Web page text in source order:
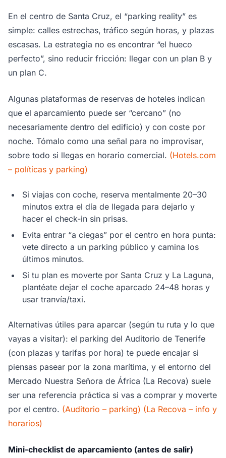
En el centro de Santa Cruz, el “parking reality” es
simple: calles estrechas, tráfico según horas, y plazas
escasas. La estrategia no es encontrar “el hueco
perfecto”, sino reducir fricción: llegar con un plan B y
un plan C.
Algunas plataformas de reservas de hoteles indican
que el aparcamiento puede ser “cercano” (no
necesariamente dentro del edificio) y con coste por
noche. Tómalo como una señal para no improvisar,
sobre todo si llegas en horario comercial. (Hotels.com
– políticas y parking)
Si viajas con coche, reserva mentalmente 20–30
minutos extra el día de llegada para dejarlo y
hacer el check-in sin prisas.
Evita entrar “a ciegas” por el centro en hora punta:
vete directo a un parking público y camina los
últimos minutos.
Si tu plan es moverte por Santa Cruz y La Laguna,
plantéate dejar el coche aparcado 24–48 horas y
usar tranvía/taxi.
Alternativas útiles para aparcar (según tu ruta y lo que
vayas a visitar): el parking del Auditorio de Tenerife
(con plazas y tarifas por hora) te puede encajar si
piensas pasear por la zona marítima, y el entorno del
Mercado Nuestra Señora de África (La Recova) suele
ser una referencia práctica si vas a comprar y moverte
por el centro. (Auditorio – parking) (La Recova – info y
horarios)
Mini-checklist de aparcamiento (antes de salir)